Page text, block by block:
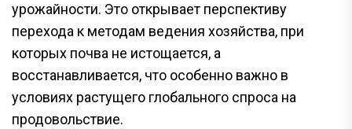
урожайности. Это открывает перспективу
перехода к методам ведения хозяйства, при
которых почва не истощается, а
восстанавливается, что особенно важно в
условиях растущего глобального спроса на
продовольствие.